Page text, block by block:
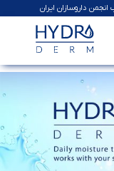
انجمن داروسازان ایران